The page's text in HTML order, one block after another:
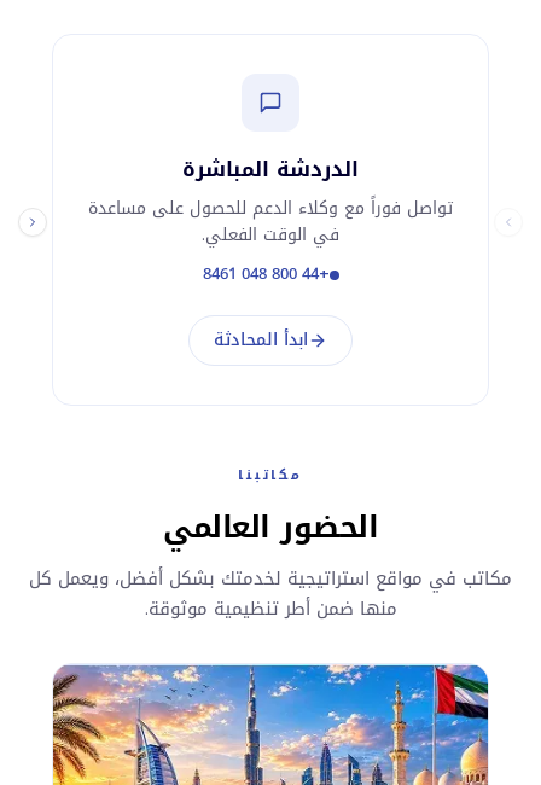
الدردشة المباشرة
تواصل فوراً مع وكلاء الدعم للحصول على مساعدة
في الوقت الفعلي.
+44 800 048 8461
ابدأ المحادثة
مكاتبنا
الحضور العالمي
مكاتب في مواقع استراتيجية لخدمتك بشكل أفضل، ويعمل كل
منها ضمن أطر تنظيمية موثوقة.